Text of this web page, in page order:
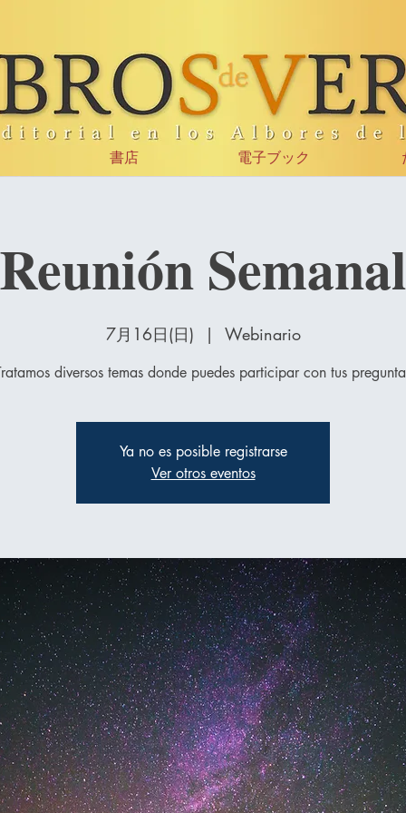
書店 電子ブック
Reunión Semanal
7月16日(日)
  |
Webinario
diversos temas donde puedes participar con tus
Ya no es posible registrarse
Ver otros eventos